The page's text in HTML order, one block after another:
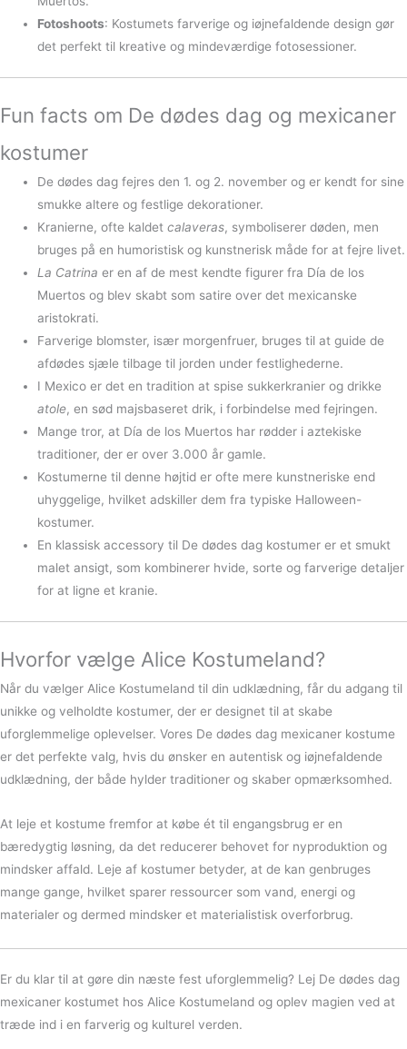
Fotoshoots: Kostumets farverige og iøjnefaldende design gør
det perfekt til kreative og mindeværdige fotosessioner.
Fun facts om De dødes dag og mexicaner
kostumer
De dødes dag fejres den 1. og 2. november og er kendt for sine
smukke altere og festlige dekorationer.
Kranierne, ofte kaldetcalaveras, symboliserer døden, men
bruges på en humoristisk og kunstnerisk måde for at fejre livet.
La Catrina er en af de mest kendte figurer fra Día de los
Muertos og blev skabt som satire over det mexicanske
aristokrati.
Farverige blomster, især morgenfruer, bruges til at guide de
afdødes sjæle tilbage til jorden under festlighederne.
I Mexico er det en tradition at spise sukkerkranier og drikke
atole, en sød majsbaseret drik, i forbindelse med fejringen.
Mange tror, at Día de los Muertos har rødder i aztekiske
traditioner, der er over 3.000 år gamle.
Kostumerne til denne højtid er ofte mere kunstneriske end
uhyggelige, hvilket adskiller dem fra typiske Halloween-
kostumer.
En klassisk accessory til De dødes dag kostumer er et smukt
malet ansigt, som kombinerer hvide, sorte og farverige detaljer
for at ligne et kranie.
Hvorfor vælge Alice Kostumeland?
Når du vælger Alice Kostumeland til din udklædning, får du adgang til
unikke og velholdte kostumer, der er designet til at skabe
uforglemmelige oplevelser. Vores De dødes dag mexicaner kostume
er det perfekte valg, hvis du ønsker en autentisk og iøjnefaldende
udklædning, der både hylder traditioner og skaber opmærksomhed.
At leje et kostume fremfor at købe ét til engangsbrug er en
bæredygtig løsning, da det reducerer behovet for nyproduktion og
mindsker affald. Leje af kostumer betyder, at de kan genbruges
mange gange, hvilket sparer ressourcer som vand, energi og
materialer og dermed mindsker et materialistisk overforbrug.
Er du klar til at gøre din næste fest uforglemmelig? Lej De dødes dag
mexicaner kostumet hos Alice Kostumeland og oplev magien ved at
træde ind i en farverig og kulturel verden.